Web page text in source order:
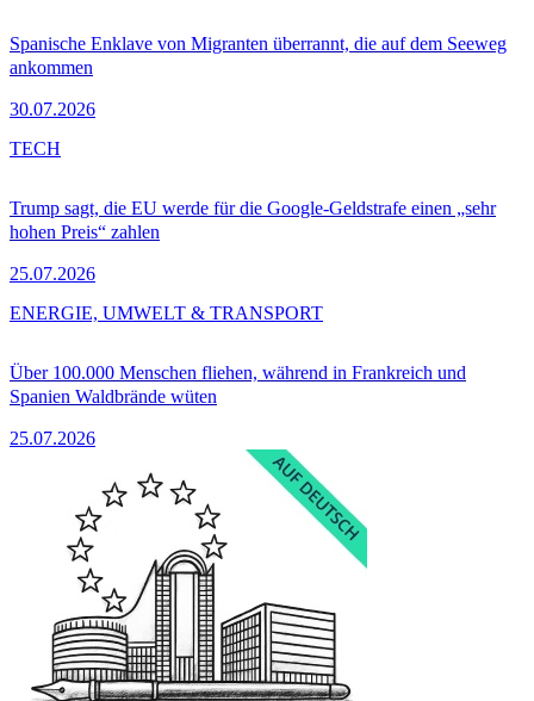
Spanische Enklave von Migranten überrannt, die auf dem Seeweg
ankommen
30.07.2026
Trump sagt, die EU werde für die Google-Geldstrafe einen „sehr
hohen Preis“ zahlen
25.07.2026
TECH
Über 100.000 Menschen fliehen, während in Frankreich und
Spanien Waldbrände wüten
25.07.2026
ENERGIE, UMWELT & TRANSPORT